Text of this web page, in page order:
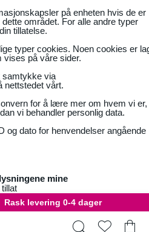
på enheten hvis de er
området. For alle andre typer
tillatelse.
typer cookies. Noen cookies er
vises på våre sider.
samtykke via
nettstedet vårt.
for å lære mer om hvem vi er,
vi behandler personlig data.
og dato for henvendelser angående
mine
Rask levering 0-4 dager